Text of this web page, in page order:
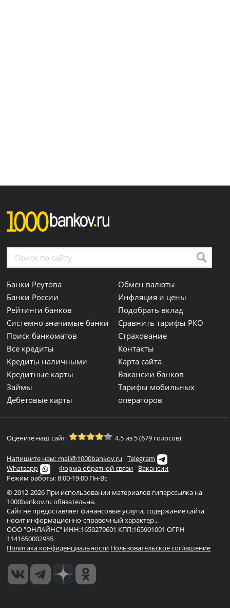
Банки Реутова
Банки России
Рейтинги банков
Системно значимые банки
Поиск банкоматов
Все кредиты
Кредиты наличными
Кредитные карты
Займы
Дебетовые карты
Обмен валюты
Инфляция и цены
Подобрать вклад
Сравнить тарифы РКО
Страхование
Контакты
Карта сайта
Вакансии банков
Тарифы мобильных
операторов
Оцените наш сайт: 4.5 из 5 (679 голосов)
Напишите нам: mail@1000bankov.ru
Telegram
Whatsapp
Форма обратной связи
Вакансии
Режим работы: 8:00-19:00 Пн-Вс
© 2012-2026 При использовании материалов гиперссылка на
1000bankov.ru обязательна.
Сайт не предоставляет финансовые услуги, содержание сайта
носит информационно-справочный характер...
ООО "ОНЛАЙНС" ИНН:1650279601 КПП:165901001 ОГРН
1141650002955
Политика конфиденциальности Пользовательское соглашение